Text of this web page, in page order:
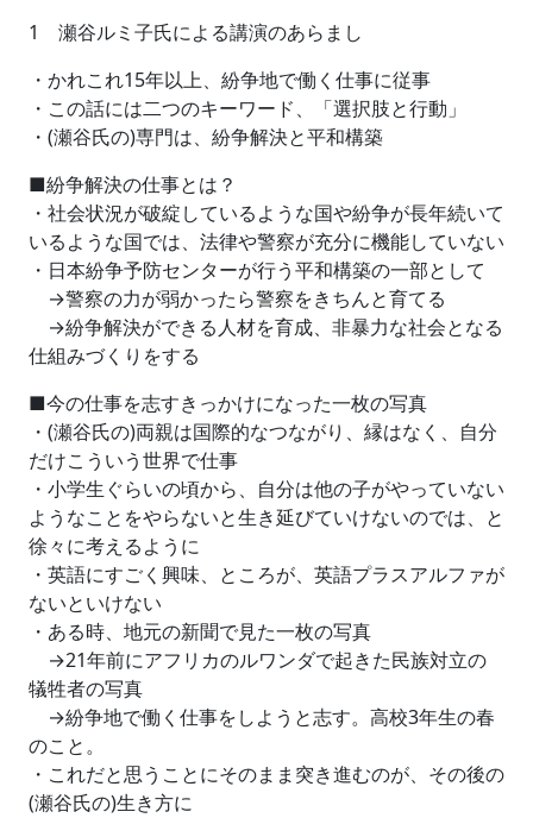
1 瀬谷ルミ子氏による講演のあらまし
・かれこれ15年以上、紛争地で働く仕事に従事
・この話には二つのキーワード、「選択肢と行動」
・(瀬谷氏の)専門は、紛争解決と平和構築
■紛争解決の仕事とは？
・社会状況が破綻しているような国や紛争が長年続いて
いるような国では、法律や警察が充分に機能していない
・日本紛争予防センターが行う平和構築の一部として
→警察の力が弱かったら警察をきちんと育てる
→紛争解決ができる人材を育成、非暴力な社会となる
仕組みづくりをする
■今の仕事を志すきっかけになった一枚の写真
・(瀬谷氏の)両親は国際的なつながり、縁はなく、自分
だけこういう世界で仕事
・小学生ぐらいの頃から、自分は他の子がやっていない
ようなことをやらないと生き延びていけないのでは、と
徐々に考えるように
・英語にすごく興味、ところが、英語プラスアルファが
ないといけない
・ある時、地元の新聞で見た一枚の写真
→21年前にアフリカのルワンダで起きた民族対立の
犠牲者の写真
→紛争地で働く仕事をしようと志す。高校3年生の春
のこと。
・これだと思うことにそのまま突き進むのが、その後の
(瀬谷氏の)生き方に